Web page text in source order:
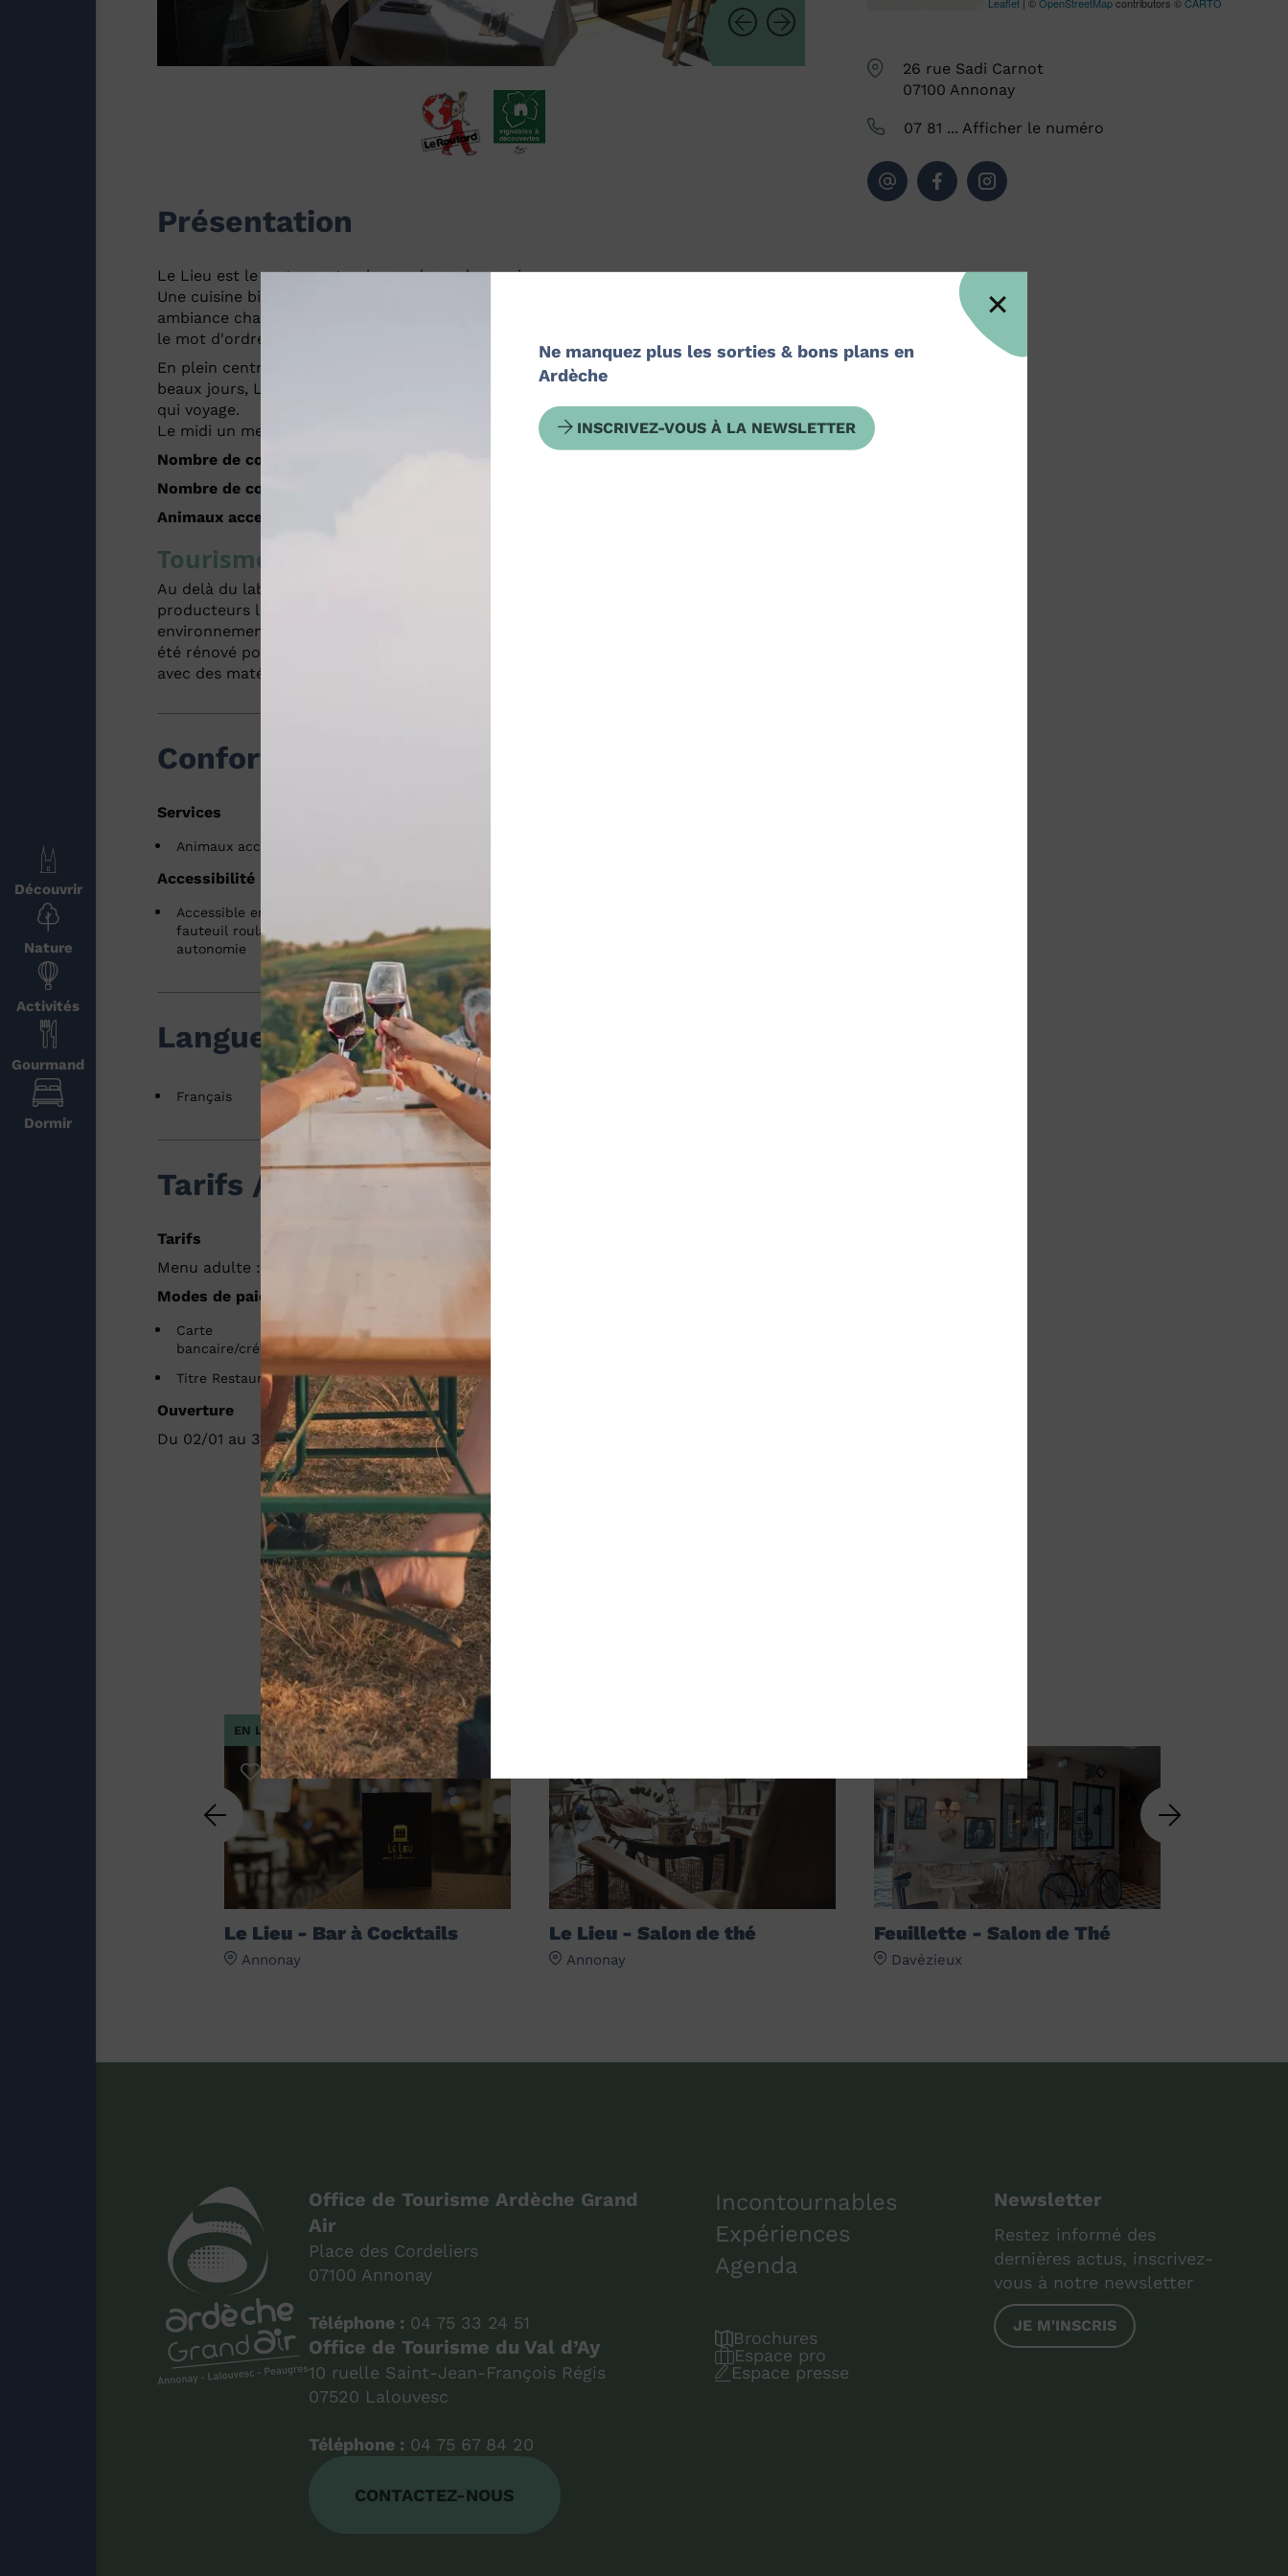
Découvrir
Nature
Activités
Gourmand
Dormir
Présentation
Le Lieu est le restaurant qui vous donne le sourire...
Une cuisine bistronomique créative avec des produits frais, sains et locaux, une
ambiance chaleureuse et colorée, un accueil gai et bienveillant... Ici enthousiasme est
le mot d'ordre.
En plein centre ville d'Annonay, un hôtel particulier avec sa cour à l'italienne pour les
beaux jours, Le Lieu, un endroit atypique, restaurant avec une cuisine bistronomique
qui voyage.
Le midi un menu qui voyage et le soir une cuisine bistronomique.
Nombre de couverts
Nombre de couverts en terrasse
Animaux acceptés
Tourisme durable
Au delà du label bio, nous travaillons autant que possible en direct avec nos
producteurs locaux impliqués dans une démarche de qualité et une éthique
environnementale. Nous privilégions les produits frais, artisanaux, bio. Le bâtiment a
été rénové pour offrir le meilleur confort pour une dépense énergétique moindre,
avec des matériaux biosourcés (bois, liège, fibre de bois, coton, chaux...).
Confort et équipements
Services
Animaux acceptés
Accessibilité
Accessible en
fauteuil roulant en
autonomie
Langues
Français
Tarifs / ouverture
Tarifs
Menu adulte : de 22 à 45 € (Le midi de 22€ à 26€ et le soir de 39€ à 45€).
Modes de paiement
Carte
bancaire/crédit
Chèque
Titre Restaurant
Ouverture
Du 02/01 au 31/12/2026 du lundi au samedi de 12h à 23h. Le dimanche de 12h à 16h.
Leaflet | ©OpenStreetMapcontributors ©CARTO
26 rue Sadi Carnot
07100 Annonay
07 81 ... Afficher le numéro
Le Lieu - Bar à Cocktails
Annonay
EN LIEN AVEC
Le Lieu - Salon de thé
Annonay
Feuillette - Salon de Thé
Davézieux
Office de Tourisme Ardèche Grand
Air
Place des Cordeliers
07100 Annonay
Téléphone : 04 75 33 24 51
Office de Tourisme du Val d’Ay
10 ruelle Saint-Jean-François Régis
07520 Lalouvesc
Téléphone : 04 75 67 84 20
CONTACTEZ-NOUS
Incontournables
Expériences
Agenda
Brochures
Espace pro
Espace presse
Newsletter
Restez informé des
dernières actus, inscrivez-
vous à notre newsletter
JE M'INSCRIS
Ne manquez plus les sorties & bons plans en
Ardèche
INSCRIVEZ-VOUS À LA NEWSLETTER